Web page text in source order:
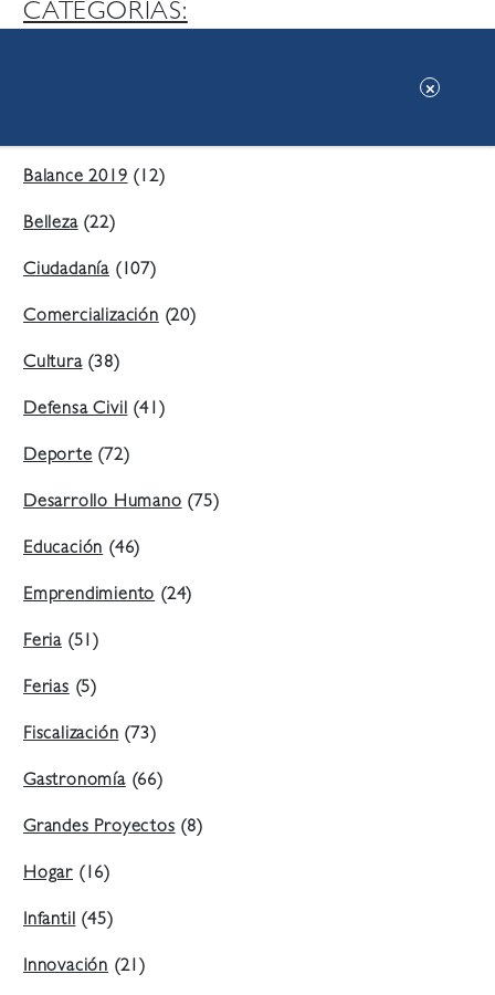
CATEGORIAS:
Balance 2019(12)
Belleza(22)
Ciudadanía (107)
Comercialización(20)
Cultura(38)
Defensa Civil(41)
Deporte(72)
Desarrollo Humano(75)
Educación(46)
Emprendimiento(24)
Feria (51)
Ferias(5)
Fiscalización(73)
Gastronomía(66)
Grandes Proyectos(8)
Hogar (16)
Infantil(45)
Innovación (21)